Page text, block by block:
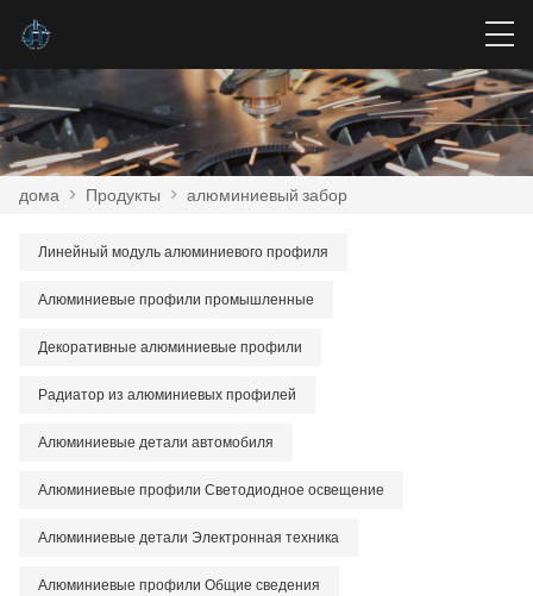
дома > Продукты > алюминиевый забор
Линейный модуль алюминиевого профиля
Алюминиевые профили промышленные
Декоративные алюминиевые профили
Радиатор из алюминиевых профилей
Алюминиевые детали автомобиля
Алюминиевые профили Светодиодное освещение
Алюминиевые детали Электронная техника
Алюминиевые профили Общие сведения